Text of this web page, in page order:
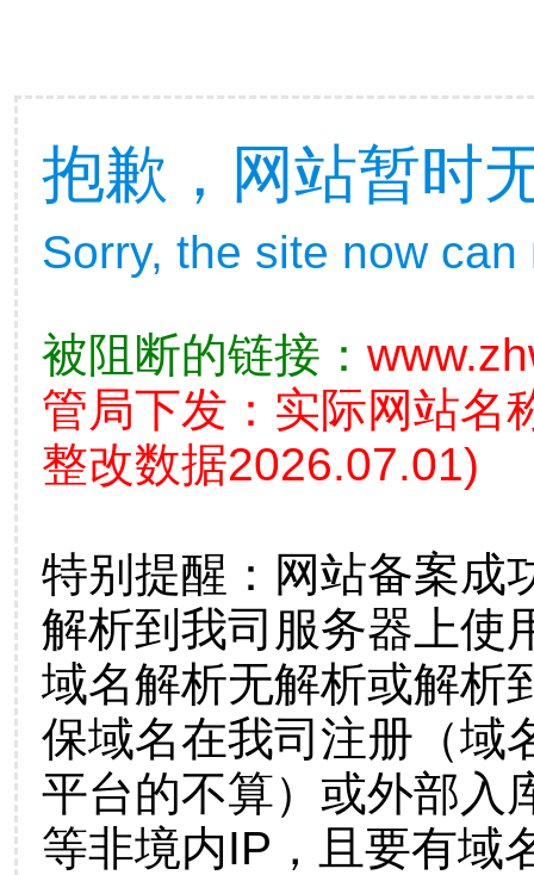
抱歉，网站暂时
Sorry, the site now
被阻断的链接：
管局下发：实际网站名
整改数据2026.07.01)
特别提醒：网站备案成
解析到我司服务器上使
域名解析无解析或解析
保域名在我司注册（域
平台的不算）或外部入
等非境内IP，且要有域